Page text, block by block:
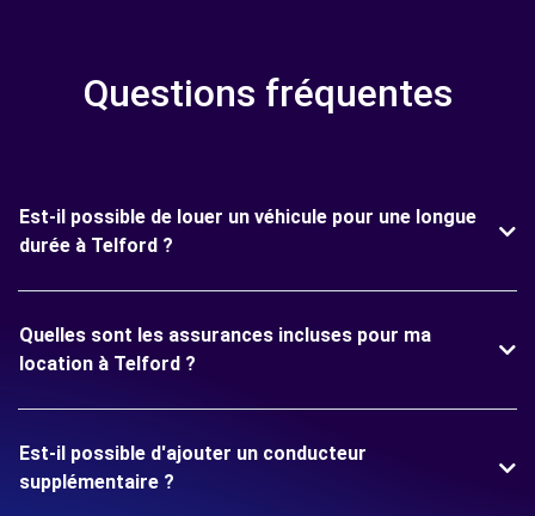
Questions fréquentes
Est-il possible de louer un véhicule pour une longue
durée à Telford ?
Quelles sont les assurances incluses pour ma
location à Telford ?
Est-il possible d'ajouter un conducteur
supplémentaire ?